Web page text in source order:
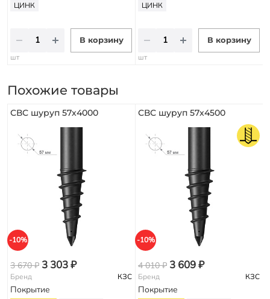
ЦИНК
В корзину
шт
ЦИНК
В корзину
шт
Похожие товары
СВС шуруп 57х4000
-10%
3 670 ₽ 3 303 ₽
Бренд КЗС
Покрытие
СВС шуруп 57х4500
-10%
4 010 ₽ 3 609 ₽
Бренд КЗС
Покрытие